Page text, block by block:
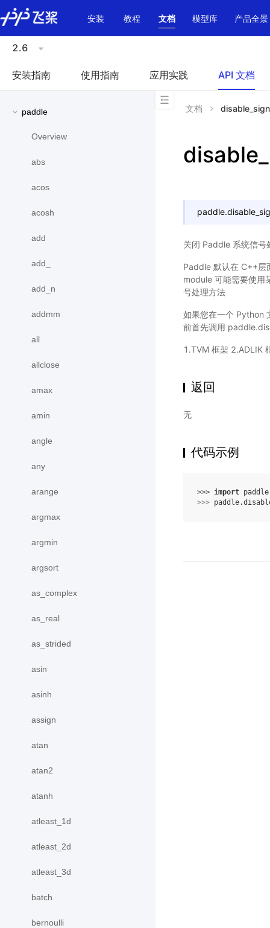
\u200E
安装
教程 文档 模型库 产品全景
2.6
安装指南 使用指南 应用实践 API 文档
paddle
Overview
abs
acos
acosh
add
add_
add_n
addmm
all
allclose
amax
amin
angle
any
arange
argmax
argmin
argsort
as_complex
as_real
as_strided
asin
asinh
assign
atan
atan2
atanh
atleast_1d
atleast_2d
atleast_3d
batch
bernoulli
文档
paddle.
关闭 Paddle 系统信号
Paddle 默认在 C++层
module 可能需要使用
号处理方法
如果您在一个 Python
前首先调用
1.TVM 框架 2.ADLIK
返回
无
代码示例
>>> import paddle
>>> paddle.